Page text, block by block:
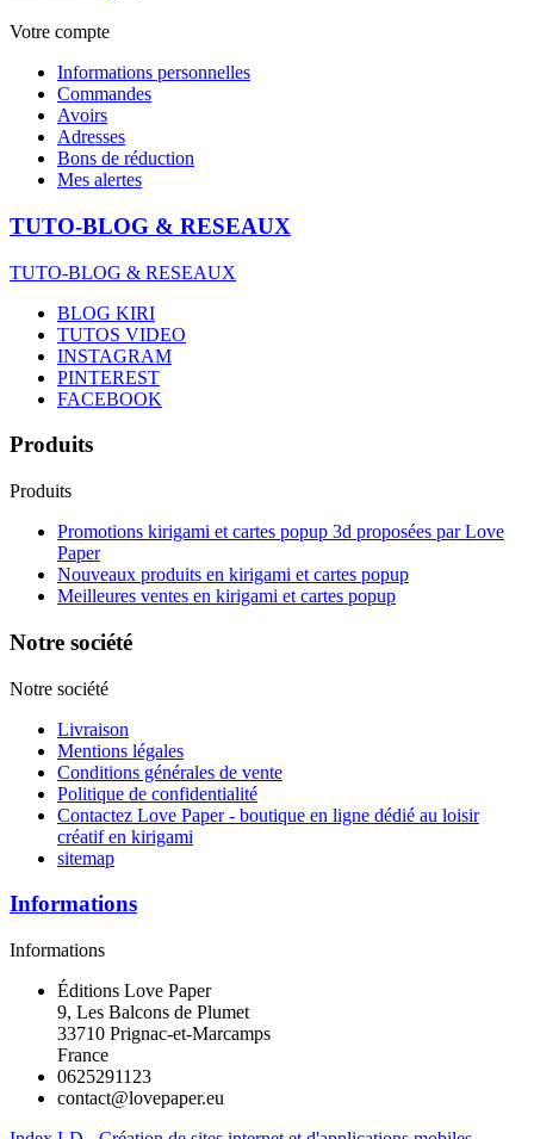
Votre compte
Informations personnelles
Commandes
Avoirs
Adresses
Bons de réduction
Mes alertes
TUTO-BLOG & RESEAUX
TUTO-BLOG & RESEAUX
BLOG KIRI
TUTOS VIDEO
INSTAGRAM
PINTEREST
FACEBOOK
Produits
Produits
Promotions kirigami et cartes popup 3d proposées par Love
Paper
Nouveaux produits en kirigami et cartes popup
Meilleures ventes en kirigami et cartes popup
Notre société
Notre société
Livraison
Mentions légales
Conditions générales de vente
Politique de confidentialité
Contactez Love Paper - boutique en ligne dédié au loisir
créatif en kirigami
sitemap
Informations
Informations
Éditions Love Paper
9, Les Balcons de Plumet
33710 Prignac-et-Marcamps
France
0625291123
contact@lovepaper.eu